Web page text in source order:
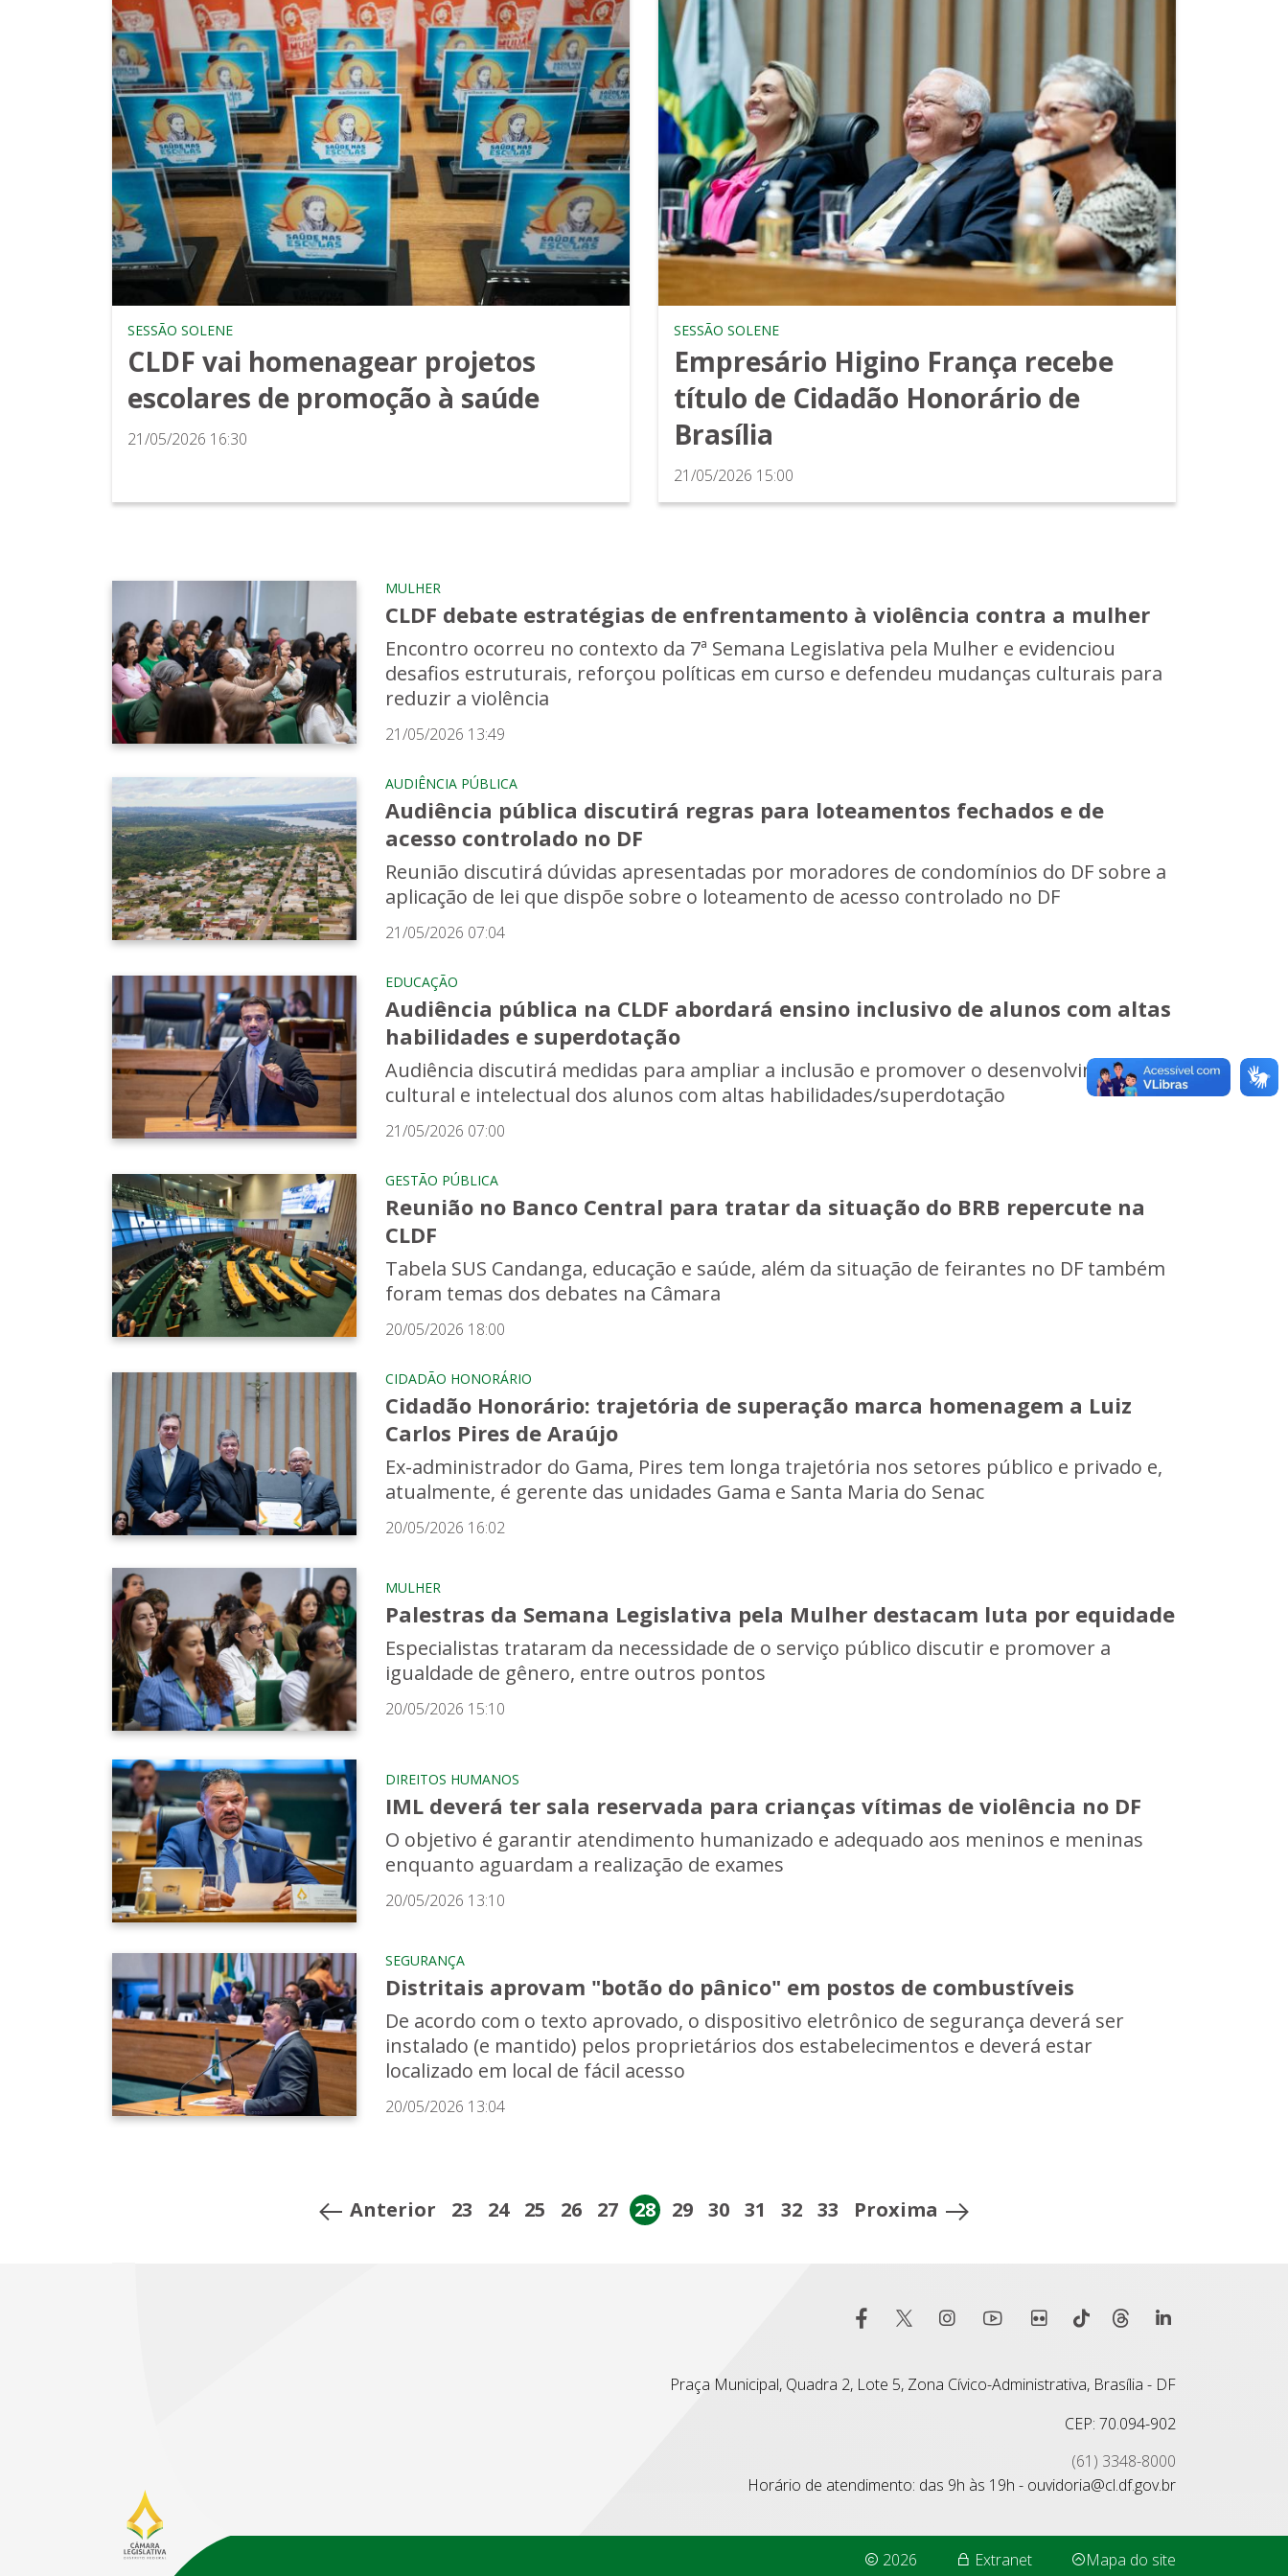
SESSÃO SOLENE
CLDF vai homenagear projetos
escolares de promoção à saúde
21/05/2026 16:30
SESSÃO SOLENE
Empresário Higino França recebe
título de Cidadão Honorário de
Brasília
21/05/2026 15:00
MULHER
CLDF debate estratégias de enfrentamento à violência contra a mulher
Encontro ocorreu no contexto da 7ª Semana Legislativa pela Mulher e evidenciou
desafios estruturais, reforçou políticas em curso e defendeu mudanças culturais para
reduzir a violência
21/05/2026 13:49
AUDIÊNCIA PÚBLICA
Audiência pública discutirá regras para loteamentos fechados e de
acesso controlado no DF
Reunião discutirá dúvidas apresentadas por moradores de condomínios do DF sobre a
aplicação de lei que dispõe sobre o loteamento de acesso controlado no DF
21/05/2026 07:04
EDUCAÇÃO
Audiência pública na CLDF abordará ensino inclusivo de alunos com altas
habilidades e superdotação
Audiência discutirá medidas para ampliar a inclusão e promover o desenvolvimento
cultural e intelectual dos alunos com altas habilidades/superdotação
21/05/2026 07:00
GESTÃO PÚBLICA
Reunião no Banco Central para tratar da situação do BRB repercute na
CLDF
Tabela SUS Candanga, educação e saúde, além da situação de feirantes no DF também
foram temas dos debates na Câmara
20/05/2026 18:00
CIDADÃO HONORÁRIO
Cidadão Honorário: trajetória de superação marca homenagem a Luiz
Carlos Pires de Araújo
Ex-administrador do Gama, Pires tem longa trajetória nos setores público e privado e,
atualmente, é gerente das unidades Gama e Santa Maria do Senac
20/05/2026 16:02
MULHER
Palestras da Semana Legislativa pela Mulher destacam luta por equidade
Especialistas trataram da necessidade de o serviço público discutir e promover a
igualdade de gênero, entre outros pontos
20/05/2026 15:10
DIREITOS HUMANOS
IML deverá ter sala reservada para crianças vítimas de violência no DF
O objetivo é garantir atendimento humanizado e adequado aos meninos e meninas
enquanto aguardam a realização de exames
20/05/2026 13:10
SEGURANÇA
Distritais aprovam "botão do pânico" em postos de combustíveis
De acordo com o texto aprovado, o dispositivo eletrônico de segurança deverá ser
instalado (e mantido) pelos proprietários dos estabelecimentos e deverá estar
localizado em local de fácil acesso
20/05/2026 13:04
Anterior 23 24 25 26 27 28 29 30 31 32 33 Proxima
Praça Municipal, Quadra 2, Lote 5, Zona Cívico-Administrativa, Brasília - DF
CEP: 70.094-902
(61) 3348-8000
Horário de atendimento: das 9h às 19h - ouvidoria@cl.df.gov.br
2026 Extranet Mapa do site